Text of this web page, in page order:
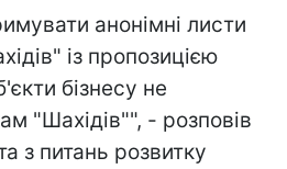
анонімні листи
із пропозицією
бізнесу не
"Шахідів"", - розповів
з питань розвитку